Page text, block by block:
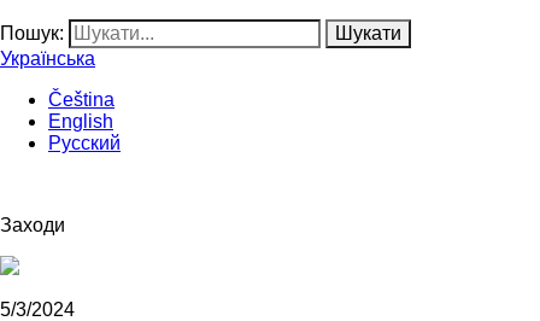
Пошук:
Українська
Čeština
English
Русский
Заходи
5/3/2024